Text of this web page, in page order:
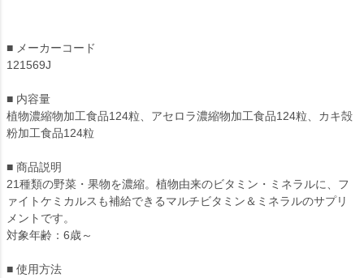
■ メーカーコード
121569J
■ 内容量
植物濃縮物加工食品124粒、アセロラ濃縮物加工食品124粒、カキ殻
粉加工食品124粒
■ 商品説明
21種類の野菜・果物を濃縮。植物由来のビタミン・ミネラルに、フ
ァイトケミカルスも補給できるマルチビタミン＆ミネラルのサプリ
メントです。
対象年齢：6歳～
■ 使用方法